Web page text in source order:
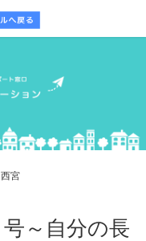
西宮